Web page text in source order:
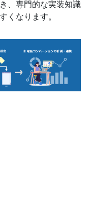
、専門的な実装知識
くなります。